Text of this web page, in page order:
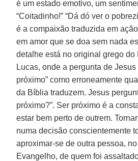
é um estado emotivo, um
“Coitadinho!” “Dá dó ver o
é a compaixão traduzida em
em amor que se doa sem nada
detalhe está no original grego
Lucas, onde a pergunta de Jesus
próximo” como erroneamente
da Bíblia traduzem. Jesus
próximo?”. Ser próximo é a
estar bem perto de outrem.
numa decisão conscientemente
aproximar-se de outra pessoa,
Evangelho, de quem foi